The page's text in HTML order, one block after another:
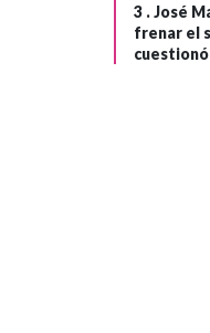
3 .José
frenar el